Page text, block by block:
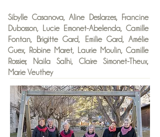
Sibylle Casanova, Aline Deslarzes, Francine
Dubosson, Lucie Emonet-Abelenda, Camille
Fontan, Brigitte Gard, Emilie Gard, Amélie
Guex, Robine Maret, Laurie Moulin, Camille
Rossier, Naila Salhi, Claire Simonet-Theux,
Marie Veuthey